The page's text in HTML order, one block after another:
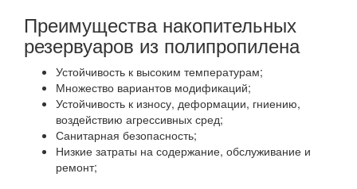
Преимущества накопительных
резервуаров из полипропилена
Устойчивость к высоким температурам;
Множество вариантов модификаций;
Устойчивость к износу, деформации, гниению,
воздействию агрессивных сред;
Санитарная безопасность;
Низкие затраты на содержание, обслуживание и
ремонт;